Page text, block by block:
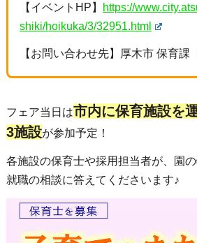
【イベントHP】
https://
shiki/hoikuka/3/32951.html
【お問い合わせ先】厚木市 保育課
フェア当日は市内に保育施設を
3施設が参加予定！
各施設の保育士や採用担当者が、園
就職の相談に答えてくださいます♪